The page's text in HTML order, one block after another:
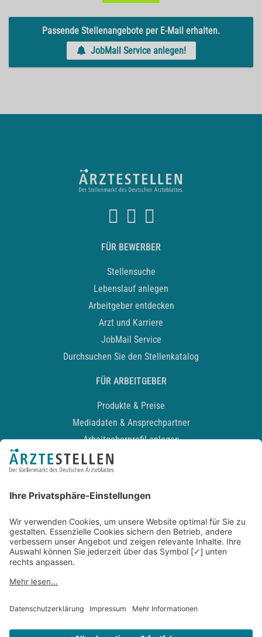
Passende Stellenangebote per E-Mail erhalten.
JobMail Service anlegen!
FÜR BEWERBER
Stellensuche
Lebenslauf anlegen
Arbeitgeber entdecken
Arzt und Karriere
JobMail Service
Durchsuchen Sie den Stellenkatalog
FÜR ARBEITGEBER
Produkte & Preise
Mediadaten & Ansprechpartner
Arbeitgeberprofil anlegen
Recruiting-Podcast
Kontakt
Datenschutz
Newsletter